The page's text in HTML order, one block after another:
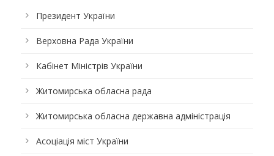
Президент України
Верховна Рада України
Кабінет Міністрів України
Житомирська обласна рада
Житомирська обласна державна адміністрація
Асоціація міст України